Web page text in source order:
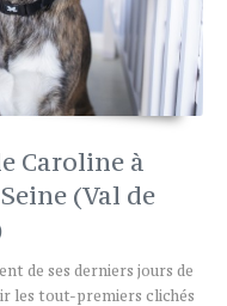
Caroline à
(Val de
de ses derniers jours de
les tout-premiers clichés